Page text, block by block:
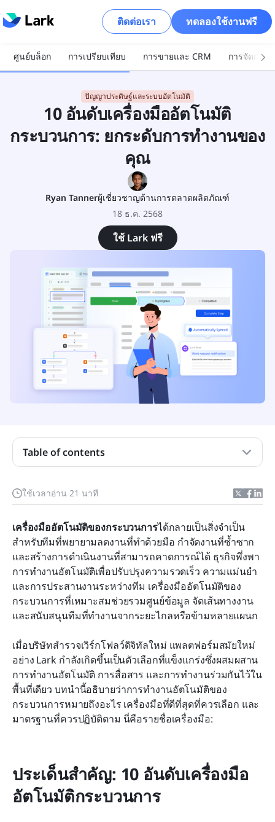
ติดต่อเรา ทดลองใช้งานฟรี
ศูนย์บล็อก การเปรียบเทียบ การขายและ CRM การจัดการ
ปัญญาประดิษฐ์และระบบอัตโนมัติ
10 อันดับเครื่องมืออัตโนมัติ
กระบวนการ: ยกระดับการทำงานของ
คุณ
Ryan Tannerผู้เชี่ยวชาญด้านการตลาดผลิตภัณฑ์
18 ธ.ค. 2568
ใช้ Lark ฟรี
ใช้เวลาอ่าน 21 นาที
เครื่องมืออัตโนมัติของกระบวนการได้กลายเป็นสิ่งจำเป็น
สำหรับทีมที่พยายามลดงานที่ทำด้วยมือ กำจัดงานที่ซ้ำซาก
และสร้างการดำเนินงานที่สามารถคาดการณ์ได้ ธุรกิจพึ่งพา
การทำงานอัตโนมัติเพื่อปรับปรุงความรวดเร็ว ความแม่นยำ
และการประสานงานระหว่างทีม เครื่องมืออัตโนมัติของ
กระบวนการที่เหมาะสมช่วยรวมศูนย์ข้อมูล จัดเส้นทางงาน
และสนับสนุนทีมที่ทำงานจากระยะไกลหรือข้ามหลายแผนก
เมื่อบริษัทสำรวจเวิร์กโฟลว์ดิจิทัลใหม่ แพลตฟอร์มสมัยใหม่
อย่าง Lark กำลังเกิดขึ้นเป็นตัวเลือกที่แข็งแกร่งซึ่งผสมผสาน
การทำงานอัตโนมัติ การสื่อสาร และการทำงานร่วมกันไว้ใน
พื้นที่เดียว บทนำนี้อธิบายว่าการทำงานอัตโนมัติของ
กระบวนการหมายถึงอะไร เครื่องมือที่ดีที่สุดที่ควรเลือก และ
มาตรฐานที่ควรปฏิบัติตาม นี่คือรายชื่อเครื่องมือ:
ประเด็นสำคัญ: 10 อันดับเครื่องมือ
อัตโนมัติกระบวนการ
Table of contents
ประเด็นสำคัญ: 10 อันดับเครื่องมืออัตโนมัติ
กระบวนการ
ภาพรวมการเปรียบเทียบอย่างรวดเร็ว: 10 อันดับเครื่อง
มืออัตโนมัติกระบวนการ
เครื่องมืออัตโนมัติกระบวนการคืออะไร?
10 เครื่องมืออัตโนมัติกระบวนการที่ดีที่สุดที่คุณควร
สำรวจ
อะไรที่ทำให้เครื่องมืออัตโนมัติกระบวนการยอดเยี่ยม?
บทสรุป
คำถามที่พบบ่อย
การอ่านที่เกี่ยวข้อง